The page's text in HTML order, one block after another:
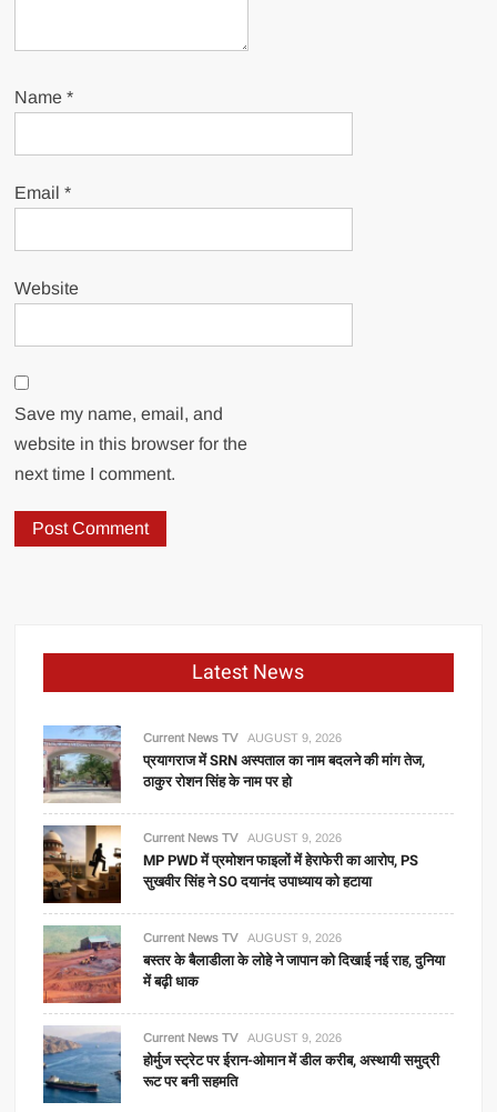
Name*
Email*
Website
Save my name, email, and
website in this browser for the
next time I comment.
Latest News
Current News TV AUGUST 9, 2026
प्रयागराज में SRN अस्पताल का नाम बदलने की मांग तेज,
ठाकुर रोशन सिंह के नाम पर हो
Current News TV AUGUST 9, 2026
MP PWD में प्रमोशन फाइलों में हेराफेरी का आरोप, PS
सुखवीर सिंह ने SO दयानंद उपाध्याय को हटाया
Current News TV AUGUST 9, 2026
बस्तर के बैलाडीला के लोहे ने जापान को दिखाई नई राह, दुनिया
में बढ़ी धाक
Current News TV AUGUST 9, 2026
होर्मुज स्ट्रेट पर ईरान-ओमान में डील करीब, अस्थायी समुद्री
रूट पर बनी सहमति